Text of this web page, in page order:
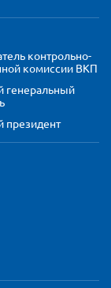
контрольно-
комиссии ВКП
генеральный
президент